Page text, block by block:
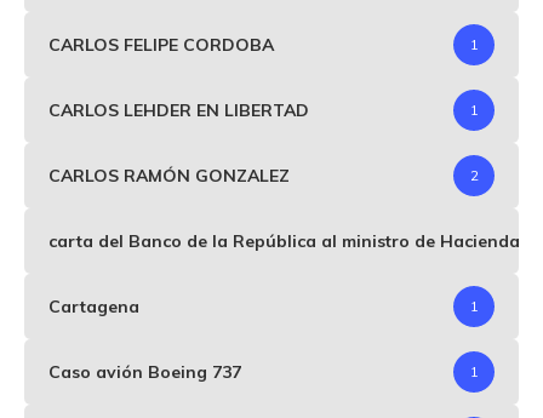
CARLOS FELIPE CORDOBA 1
CARLOS LEHDER EN LIBERTAD 1
CARLOS RAMÓN GONZALEZ 2
carta del Banco de la República al ministro de Hacienda
Cartagena 1
Caso avión Boeing 737 1